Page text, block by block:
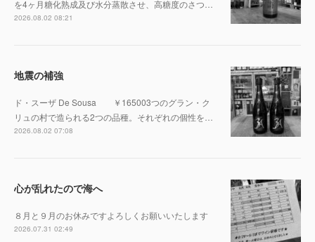
を4ヶ月糖化熟成及び水分蒸散させ、高糖度のさつ…
2026.08.02 08:21
地震の補強
ド・スーザ De Sousa ￥165003つのグラン・ク
リュの村で造られる2つの品種。それぞれの個性を…
2026.08.02 07:08
心が乱れたので海へ
８月と９月のお休みですよろしくお願いいたします
2026.07.31 02:49